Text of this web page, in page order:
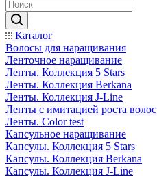
Каталог
Волосы для наращивания
Ленточное наращивание
Ленты. Коллекция 5 Stars
Ленты. Коллекция Berkana
Ленты. Коллекция J-Line
Ленты с имитацией роста волос
Ленты. Color test
Капсульное наращивание
Капсулы. Коллекция 5 Stars
Капсулы. Коллекция Berkana
Капсулы. Коллекция J-Line